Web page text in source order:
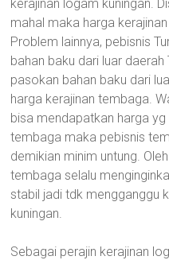
kerajinan logam kuningan.
mahal maka harga
Problem lainnya, pebisnis
bahan baku dari luar
pasokan bahan baku dari
harga kerajinan tembaga.
bisa mendapatkan harga
tembaga maka pebisnis
demikian minim untung.
tembaga selalu
stabil jadi tdk mengganggu
kuningan.
Sebagai perajin kerajinan